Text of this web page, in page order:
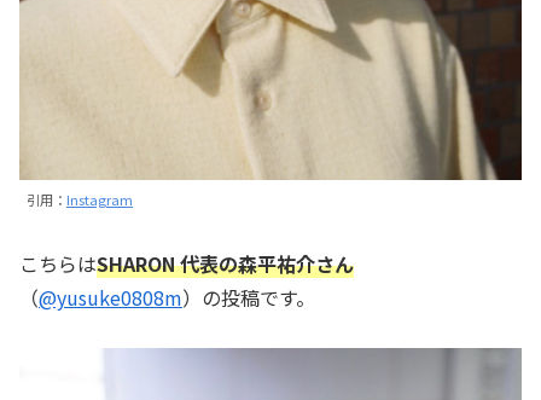
引用： Instagram
こちらはSHARON 代表の森平祐介さん
（@yusuke0808m）の投稿です。